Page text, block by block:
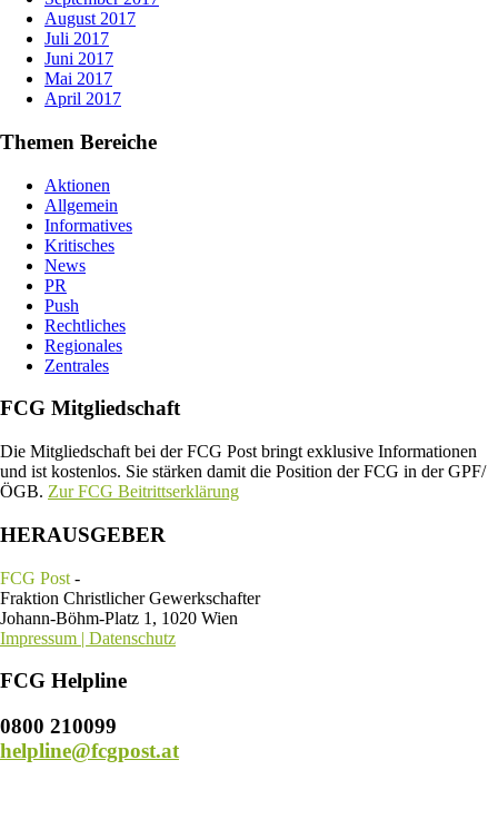
August 2017
Juli 2017
Juni 2017
Mai 2017
April 2017
Themen Bereiche
Aktionen
Allgemein
Informatives
Kritisches
News
PR
Push
Rechtliches
Regionales
Zentrales
FCG Mitgliedschaft
Die Mitgliedschaft bei der FCG Post bringt exklusive Informationen
und ist kostenlos. Sie stärken damit die Position der FCG in der GPF/
ÖGB. Zur FCG Beitrittserklärung
HERAUSGEBER
FCG Post -
Fraktion Christlicher Gewerkschafter
Johann-Böhm-Platz 1, 1020 Wien
Impressum | Datenschutz
FCG Helpline
0800 210099
helpline@fcgpost.at